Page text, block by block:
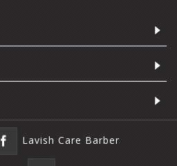
Lavish Care Barber